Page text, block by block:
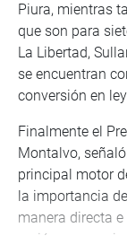
Piura, mientras
que son para
La Libertad,
se encuentran
conversión en
Finalmente el
Montalvo,
principal motor
la importancia
manera directa